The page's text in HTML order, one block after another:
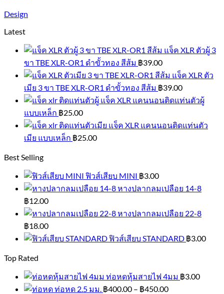
Design
Latest
แจ็ค XLR ตัวผู้ 3
ขา TBE XLR-OR1 ดำขั้วทอง สีส้ม ฿39.00
แจ็ค XLR ตัว
เมีย 3 ขา TBE XLR-OR1 ดำขั้วทอง สีส้ม ฿39.00
แจ็ค XLR แคนนอนติดแท่นตัวผู้
แบบเหล็ก ฿25.00
แจ็ค XLR แคนนอนติดแท่นตัว
เมีย แบบเหล็ก ฿25.00
Best Selling
ฟิวส์เสียบ MINI ฿3.00
หางปลากลมเปลือย 14-8
฿12.00
หางปลากลมเปลือย 22-8
฿18.00
ฟิวส์เสียบ STANDARD ฿3.00
Top Rated
ท่อหดหุ้มสายไฟ 4มม ฿3.00
ท่อหด 2.5 มม. ฿400.00 – ฿450.00